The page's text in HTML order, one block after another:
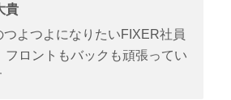
貴
つよつよになりたいFIXER社員
フロントもバックも頑張ってい